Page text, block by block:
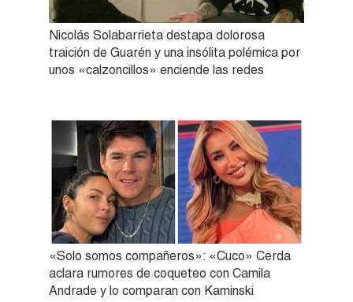
Nicolás Solabarrieta destapa dolorosa
traición de Guarén y una insólita polémica por
unos «calzoncillos» enciende las redes
«Solo somos compañeros»: «Cuco» Cerda
aclara rumores de coqueteo con Camila
Andrade y lo comparan con Kaminski